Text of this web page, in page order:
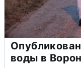
воды в